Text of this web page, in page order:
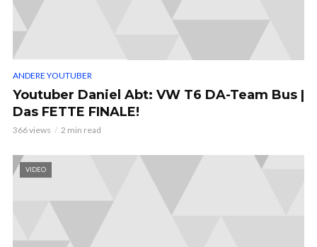
ANDERE YOUTUBER
Youtuber Daniel Abt: VW T6 DA-Team Bus |
Das FETTE FINALE!
366 views 2 min read
VIDEO